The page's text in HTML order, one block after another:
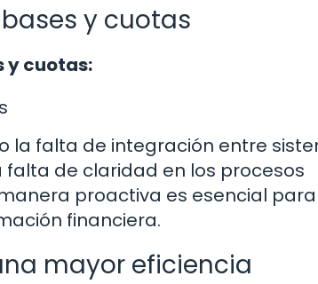
y cuotas
y cuotas:
la falta de integración entre
de claridad en los procesos
proactiva es esencial para
financiera.
mayor eficiencia